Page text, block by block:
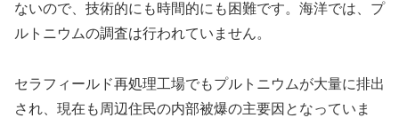
ないので、技術的にも時間的にも困難です。海洋では、プ
ルトニウムの調査は行われていません。
セラフィールド再処理工場でもプルトニウムが大量に排出
され、現在も周辺住民の内部被爆の主要因となっていま